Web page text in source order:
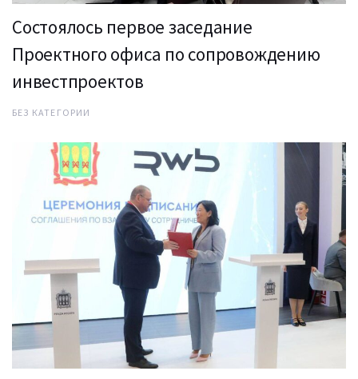
Состоялось первое заседание
Проектного офиса по сопровождению
инвестпроектов
БЕЗ КАТЕГОРИИ